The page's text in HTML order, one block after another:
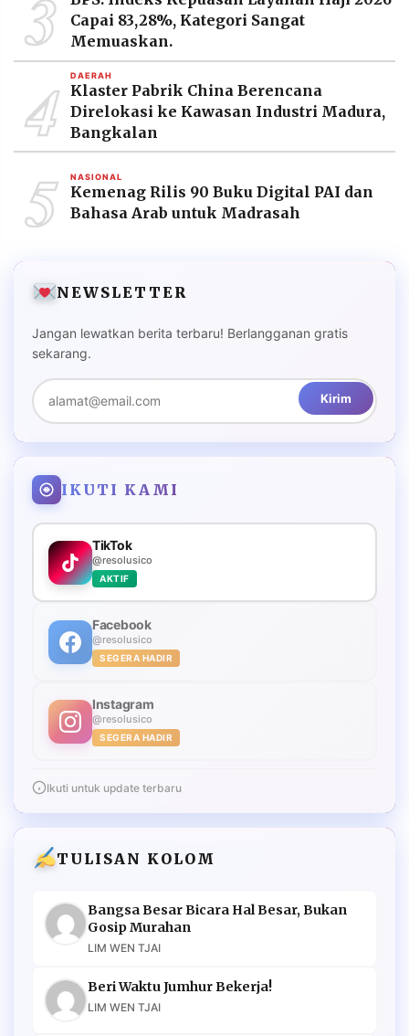
3
Capai 83,28%, Kategori Sangat
Memuaskan.
4 DAERAH
Klaster Pabrik China Berencana
Direlokasi ke Kawasan Industri Madura,
Bangkalan
5 NASIONAL
Kemenag Rilis 90 Buku Digital PAI dan
Bahasa Arab untuk Madrasah
NEWSLETTER
Jangan lewatkan berita terbaru! Berlangganan gratis
sekarang.
Kirim
IKUTI KAMI
TikTok
@resolusico
AKTIF
Facebook
@resolusico
SEGERA HADIR
Instagram
@resolusico
SEGERA HADIR
Ikuti untuk update terbaru
TULISAN KOLOM
Bangsa Besar Bicara Hal Besar, Bukan
Gosip Murahan
LIM WEN TJAI
Beri Waktu Jumhur Bekerja!
LIM WEN TJAI